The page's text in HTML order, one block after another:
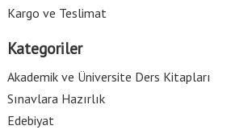
Kargo ve Teslimat
Kategoriler
Akademik ve Üniversite Ders Kitapları
Sınavlara Hazırlık
Edebiyat